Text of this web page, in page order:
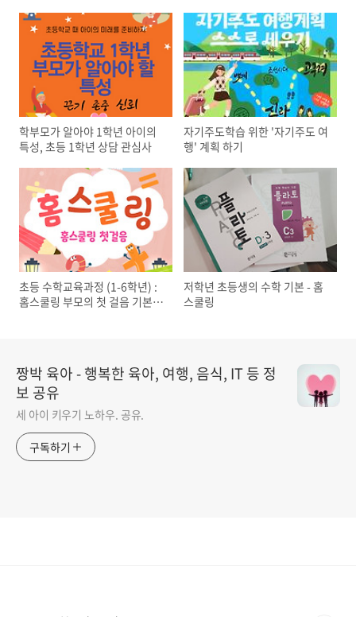
학부모가 알아야 1학년 아이의
특성, 초등 1학년 상담 관심사
자기주도학습 위한 '자기주도 여
행' 계획 하기
초등 수학교육과정 (1-6학년) :
홈스쿨링 부모의 첫 걸음 기본
저학년 초등생의 수학 기본 - 홈
스쿨링
짱박 육아 - 행복한 육아, 여행, 음식, IT 등 정
보 공유
세 아이 키우기 노하우. 공유.
구독하기